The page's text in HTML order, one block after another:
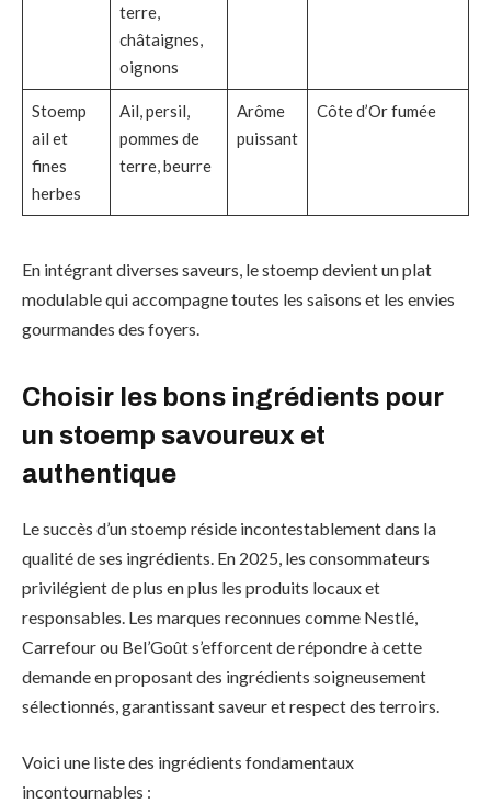
terre,
châtaignes,
oignons
Stoemp
ail et
fines
herbes
Ail, persil,
pommes de
terre, beurre
Arôme
puissant
Côte d’Or fumée
En intégrant diverses saveurs, le stoemp devient un plat
modulable qui accompagne toutes les saisons et les envies
gourmandes des foyers.
Choisir les bons ingrédients pour
un stoemp savoureux et
authentique
Le succès d’un stoemp réside incontestablement dans la
qualité de ses ingrédients. En 2025, les consommateurs
privilégient de plus en plus les produits locaux et
responsables. Les marques reconnues comme Nestlé,
Carrefour ou Bel’Goût s’efforcent de répondre à cette
demande en proposant des ingrédients soigneusement
sélectionnés, garantissant saveur et respect des terroirs.
Voici une liste des ingrédients fondamentaux
incontournables :